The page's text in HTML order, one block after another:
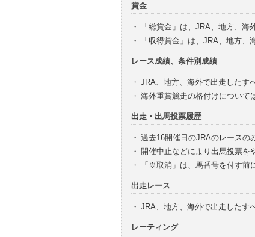
賞金
・
「総賞金」は、JRA、地方、海
・
「収得賞金」は、JRA、地方
レース成績、条件別成績
・ JRA、地方、海外で出走したす
・ 海外重賞競走の格付けについて
出走・出馬投票履歴
・ 過去16開催日のJRAのレースの
・ 開催中止などにより出馬投票を
・
「※取消」は、馬番号を付す前
出走レース
・ JRA、地方、海外で出走したす
レーティング